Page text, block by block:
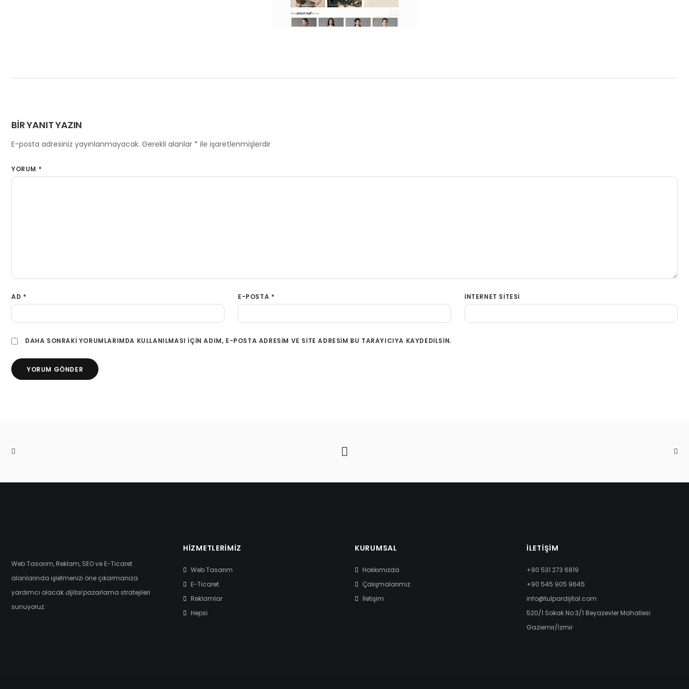
BIR YANIT YAZIN
E-posta adresiniz yayınlanmayacak. Gerekli alanlar * ile işaretlenmişlerdir
YORUM *
AD * E-POSTA * İNTERNET SITESI
DAHA SONRAKI YORUMLARIMDA KULLANILMASI IÇIN ADIM, E-POSTA ADRESIM VE SITE ADRESIM BU TARAYICIYA KAYDEDILSIN.
Web Tasarım, Reklam, SEO ve E-Ticaret
alanlarında işletmenizi öne çıkarmanıza
yardımcı olacak dijitalpazarlama stratejileri
sunuyoruz.
HIZMETLERIMIZ
Web Tasarım
E-Ticaret
Reklamlar
Hepsi
KURUMSAL
Hakkımızda
Çalışmalarımız
İletişim
İLETIŞIM
+90 531 273 6819
+90 545 905 9645
info@tulpardijital.com
520/1 Sokak No:3/1 Beyazevler Mahallesi
Gaziemir/İzmir